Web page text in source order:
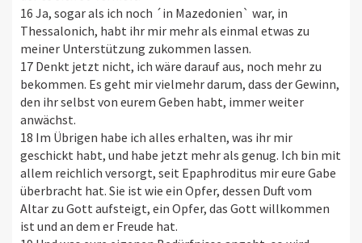
16 Ja, sogar als ich noch ´in Mazedonien` war, in
Thessalonich, habt ihr mir mehr als einmal etwas zu
meiner Unterstützung zukommen lassen.
17 Denkt jetzt nicht, ich wäre darauf aus, noch mehr zu
bekommen. Es geht mir vielmehr darum, dass der Gewinn,
den ihr selbst von eurem Geben habt, immer weiter
anwächst.
18 Im Übrigen habe ich alles erhalten, was ihr mir
geschickt habt, und habe jetzt mehr als genug. Ich bin mit
allem reichlich versorgt, seit Epaphroditus mir eure Gabe
überbracht hat. Sie ist wie ein Opfer, dessen Duft vom
Altar zu Gott aufsteigt, ein Opfer, das Gott willkommen
ist und an dem er Freude hat.